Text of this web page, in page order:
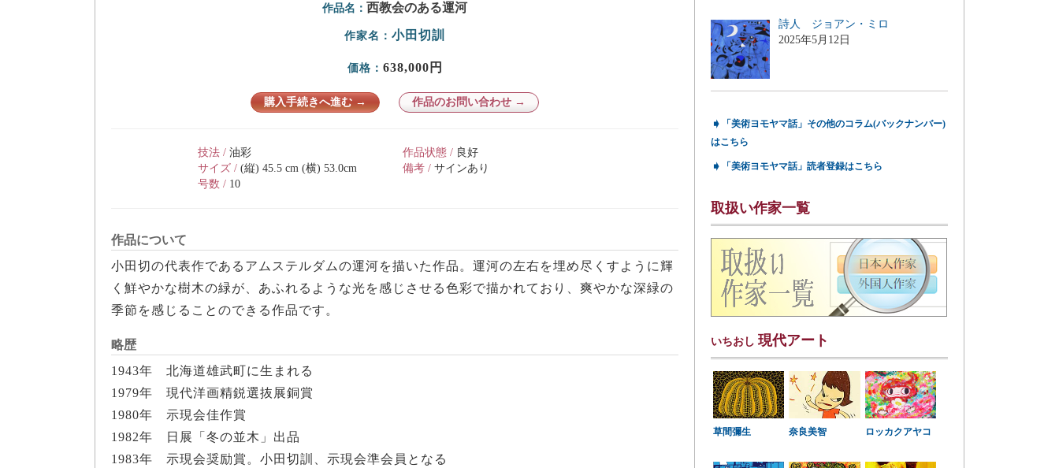
作品名： 西教会のある運河
作家名： 小田切訓
価格： 638,000円
購入手続きへ進む → 作品のお問い合わせ →
技法 / 油彩
サイズ / (縦) 45.5 cm (横) 53.0cm
号数 / 10
作品状態 / 良好
備考 / サインあり
作品について
小田切の代表作であるアムステルダムの運河を描いた作品。運河の左右を埋め尽くすように輝
く鮮やかな樹木の緑が、あふれるような光を感じさせる色彩で描かれており、爽やかな深緑の
季節を感じることのできる作品です。
略歴
1943年 北海道雄武町に生まれる
1979年 現代洋画精鋭選抜展銅賞
1980年 示現会佳作賞
1982年 日展「冬の並木」出品
1983年 示現会奨励賞。小田切訓、示現会準会員となる
詩人 ジョアン・ミロ
2025年5月12日
➧
「美術ヨモヤマ話」その他のコラム(バックナンバー)
はこちら
➧ 「美術ヨモヤマ話」読者登録はこちら
取扱い作家一覧
いちおし 現代アート
草間彌生 奈良美智 ロッカクアヤコ